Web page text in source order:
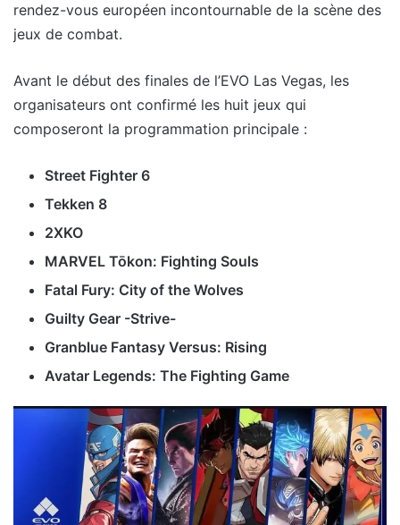
rendez-vous européen incontournable de la scène des
jeux de combat.
Avant le début des finales de l’EVO Las Vegas, les
organisateurs ont confirmé les huit jeux qui
composeront la programmation principale :
Street Fighter 6
Tekken 8
2XKO
MARVEL Tōkon: Fighting Souls
Fatal Fury: City of the Wolves
Guilty Gear -Strive-
Granblue Fantasy Versus: Rising
Avatar Legends: The Fighting Game